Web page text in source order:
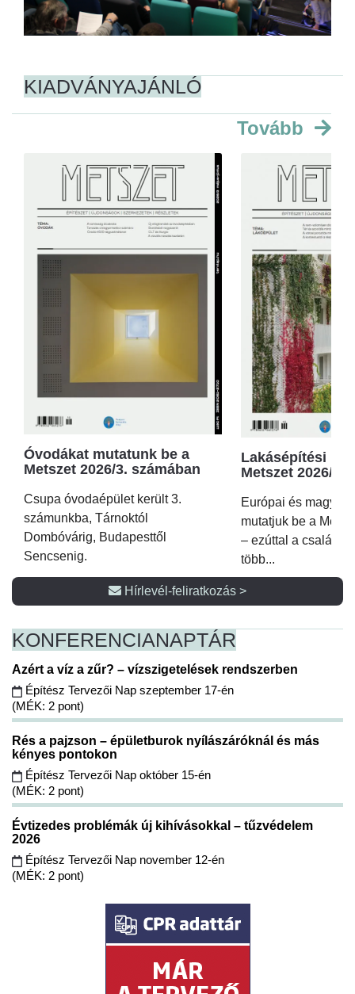
KIADVÁNYAJÁNLÓ
Tovább
Óvodákat mutatunk be a
Metszet 2026/3. számában
Csupa óvodaépület került 3.
számunkba, Tárnoktól
Dombóvárig, Budapesttől
Sencsenig.
Lakásépítési
Metszet 2026/2.
Európai és magyar
mutatjuk be a
– ezúttal a családi
több...
Hírlevél-feliratkozás >
KONFERENCIANAPTÁR
Azért a víz a zűr? – vízszigetelések rendszerben
Építész Tervezői Nap szeptember 17-én
(MÉK: 2 pont)
Rés a pajzson – épületburok nyílászáróknál és más
kényes pontokon
Építész Tervezői Nap október 15-én
(MÉK: 2 pont)
Évtizedes problémák új kihívásokkal – tűzvédelem
2026
Építész Tervezői Nap november 12-én
(MÉK: 2 pont)